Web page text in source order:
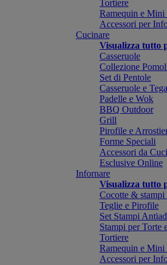
Tortiere
Ramequin e Mini
Accessori per
Cucinare
Visualizza tutto
Casseruole
Collezione
Set di Pentole
Casseruole e
Padelle e Wok
BBQ Outdoor
Grill
Pirofile e
Forme Speciali
Accessori da
Esclusive Online
Infornare
Visualizza tutto
Cocotte & stampi
Teglie e Pirofile
Set Stampi
Stampi per Torte
Tortiere
Ramequin e Mini
Accessori per